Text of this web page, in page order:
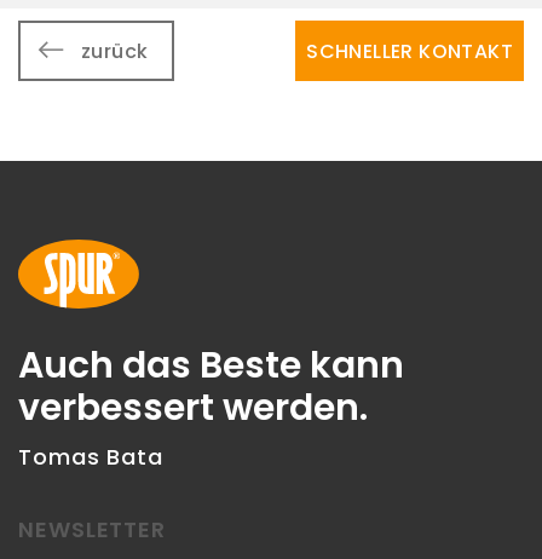
zurück SCHNELLER KONTAKT
Auch das Beste kann
verbessert werden.
Tomas Bata
NEWSLETTER